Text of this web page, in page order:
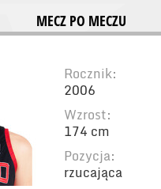
MECZ PO MECZU
Rocznik:
2006
Wzrost:
174 cm
Pozycja:
rzucająca